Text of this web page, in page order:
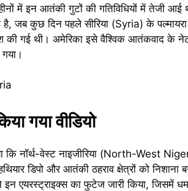
में इन आतंकी गुटों की गतिविधियों में तेजी
है, जब कुछ दिन पहले सीरिया (Syria) के
की गई थी। अमेरिका इसे वैश्विक आतंकवाद के
गया वीडियो
कि नॉर्थ-वेस्ट नाइजीरिया (North-West
डिपो और आतंकी ठहराव क्षेत्रों को निशाना
का फुटेज जारी किया, जिसमें